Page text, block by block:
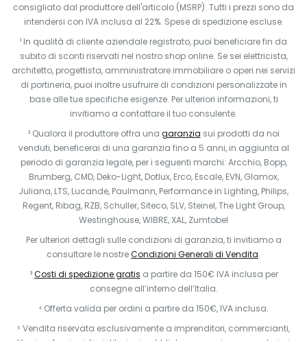
consigliato dal produttore dell'articolo (MSRP). Tutti i prezzi sono da
intendersi con IVA inclusa al 22%. Spese di spedizione escluse.
¹ In qualità di cliente aziendale registrato, puoi beneficiare fin da
subito di sconti riservati nel nostro shop online. Se sei elettricista,
architetto, progettista, amministratore immobiliare o operi nei servizi
di portineria, puoi inoltre usufruire di condizioni personalizzate in
base alle tue specifiche esigenze. Per ulteriori informazioni, ti
invitiamo a contattare il tuo consulente.
² Qualora il produttore offra una garanzia sui prodotti da noi
venduti, beneficerai di una garanzia fino a 5 anni, in aggiunta al
periodo di garanzia legale, per i seguenti marchi: Arcchio, Bopp,
Brumberg, CMD, Deko-Light, Dotlux, Erco, Escale, EVN, Glamox,
Juliana, LTS, Lucande, Paulmann, Performance in Lighting, Philips,
Regent, Ribag, RZB, Schuller, Siteco, SLV, Steinel, The Light Group,
Westinghouse, WIBRE, XAL, Zumtobel
Per ulteriori dettagli sulle condizioni di garanzia, ti invitiamo a
consultare le nostreCondizioni Generali di Vendita.
³Costi di spedizione gratis a partire da 150€ IVA inclusa per
consegne all’interno dell’Italia.
⁴ Offerta valida per ordini a partire da 150€, IVA inclusa.
⁵ Vendita riservata esclusivamente a imprenditori, commercianti,